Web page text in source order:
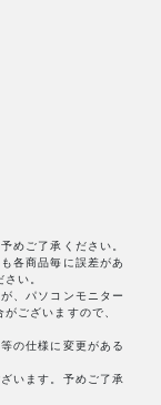
めご了承ください。
各商品毎に誤差があ
い。
、パソコンモニター
ございますので、
の仕様に変更がある
います。予めご了承